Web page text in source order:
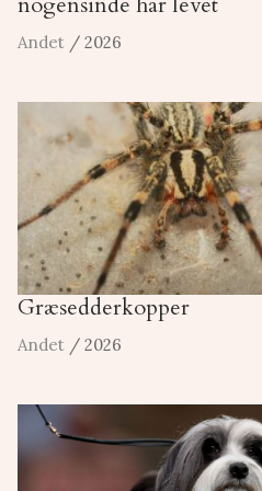
Andet / 2026
Græsedderkopper
Andet / 2026